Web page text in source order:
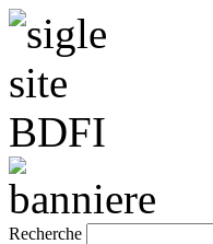
Recherche